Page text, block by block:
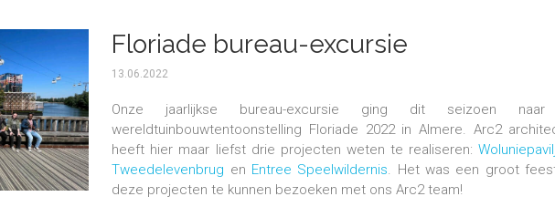
Floriade bureau-excursie
13.06.2022
Onze jaarlijkse bureau-excursie ging dit seizoen
wereldtuinbouwtentoonstelling Floriade 2022 in Almere. Arc2
heeft hier maar liefst drie projecten weten te realiseren:
Tweedelevenbrug en Entree Speelwildernis. Het was een groot
deze projecten te kunnen bezoeken met ons Arc2 team!